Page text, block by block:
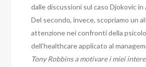
dalle discussioni sul caso Djokovic in
Del secondo, invece, scopriamo un
attenzione nei confronti della
dell’healthcare applicato al
Tony Robbins a motivare i miei